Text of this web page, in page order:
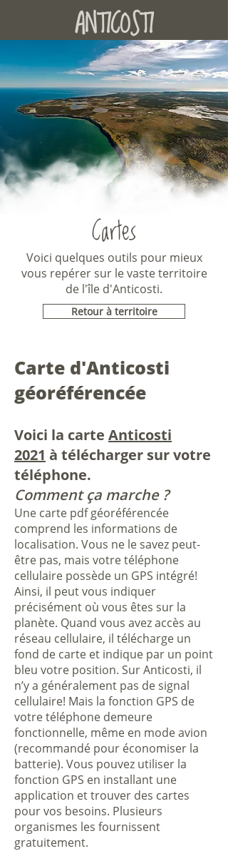
ANTICOSTI
Cartes
Voici quelques outils pour mieux
vous repérer sur le vaste territoire
de l'île d'Anticosti.
Retour à territoire
Carte d'Anticosti
géoréférencée
Voici la carte Anticosti
2021 à télécharger sur votre
téléphone.
Comment ça marche ?
Une carte pdf géoréférencée
comprend les informations de
localisation. Vous ne le savez peut-
être pas, mais votre téléphone
cellulaire possède un GPS intégré!
Ainsi, il peut vous indiquer
précisément où vous êtes sur la
planète. Quand vous avez accès au
réseau cellulaire, il télécharge un
fond de carte et indique par un point
bleu votre position. Sur Anticosti, il
n’y a généralement pas de signal
cellulaire! Mais la fonction GPS de
votre téléphone demeure
fonctionnelle, même en mode avion
(recommandé pour économiser la
batterie). Vous pouvez utiliser la
fonction GPS en installant une
application et trouver des cartes
pour vos besoins. Plusieurs
organismes les fournissent
gratuitement.